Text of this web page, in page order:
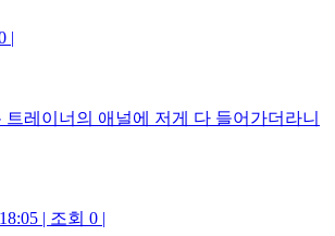
|
트레이너의 애널에 저게 다 들어가더라니
| 조회 0 |